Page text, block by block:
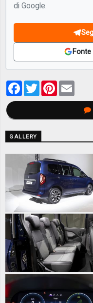
di Google.
Facebook
TwitterPinterest
GALLERY